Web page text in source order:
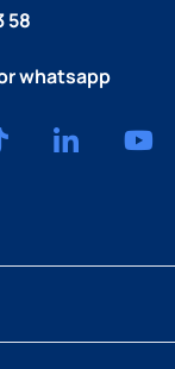
58
whatsapp